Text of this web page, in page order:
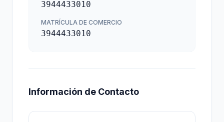
3944433010
MATRÍCULA DE COMERCIO
3944433010
Información de Contacto